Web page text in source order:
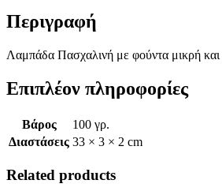
Περιγραφή
Λαμπάδα Πασχαλινή με φούντα μικρή και
Επιπλέον πληροφορίες
Βάρος
100 γρ.
Διαστάσεις 33 × 3 × 2 cm
Related products